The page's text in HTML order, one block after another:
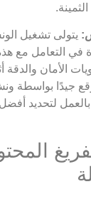
يتولى تشغيل
في التعامل مع
الأمان والدقة
جيدًا بواسطة
لتحديد أفضل